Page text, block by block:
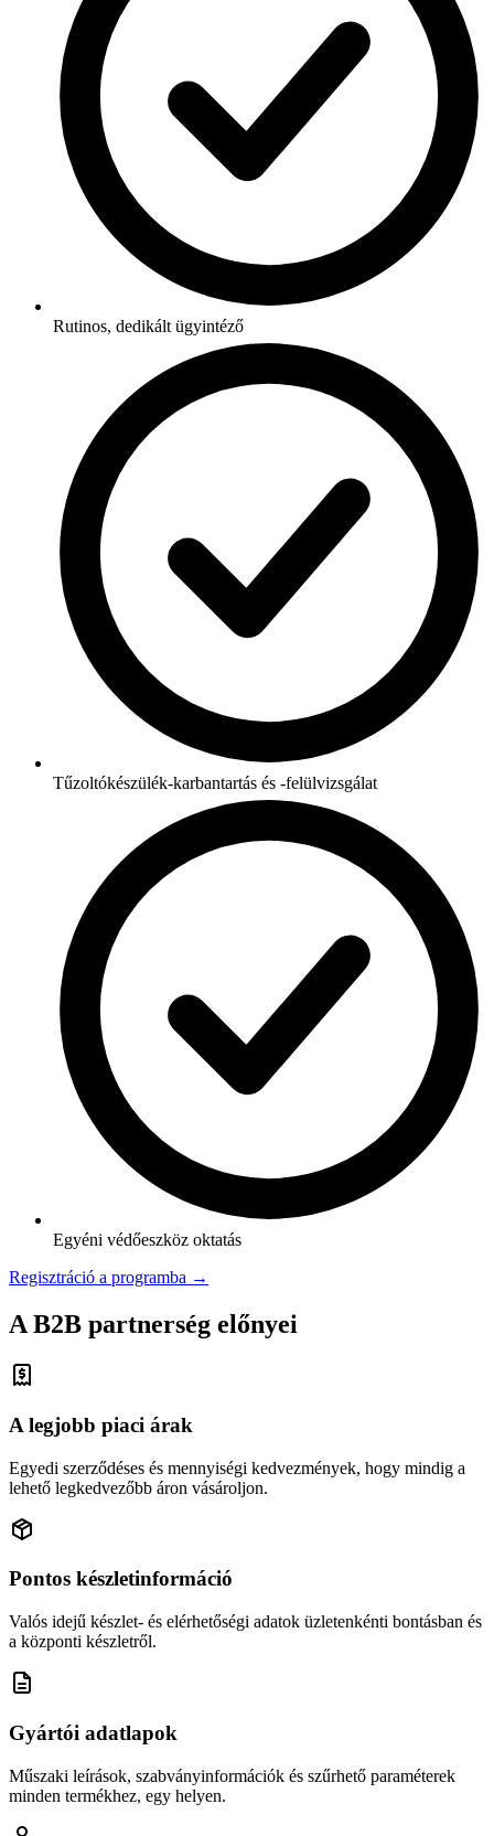
Rutinos, dedikált ügyintéző
Tűzoltókészülék-karbantartás és -felülvizsgálat
Egyéni védőeszköz oktatás
Regisztráció a programba →
A B2B partnerség előnyei
A legjobb piaci árak
Egyedi szerződéses és mennyiségi kedvezmények, hogy mindig a
lehető legkedvezőbb áron vásároljon.
Pontos készletinformáció
Valós idejű készlet- és elérhetőségi adatok üzletenkénti bontásban és
a központi készletről.
Gyártói adatlapok
Műszaki leírások, szabványinformációk és szűrhető paraméterek
minden termékhez, egy helyen.